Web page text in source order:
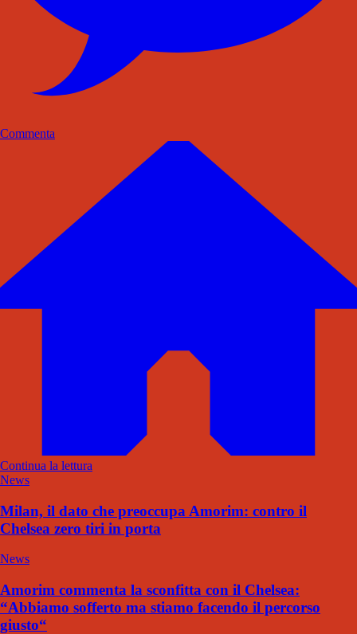
Commenta
Continua la lettura
News
Milan, il dato che preoccupa Amorim: contro il
Chelsea zero tiri in porta
News
Amorim commenta la sconfitta con il Chelsea:
“Abbiamo sofferto ma stiamo facendo il percorso
giusto“